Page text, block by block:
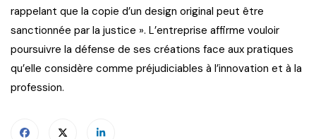
rappelant que la copie d’un design original peut être
sanctionnée par la justice ». L’entreprise affirme vouloir
poursuivre la défense de ses créations face aux pratiques
qu’elle considère comme préjudiciables à l’innovation et à la
profession.